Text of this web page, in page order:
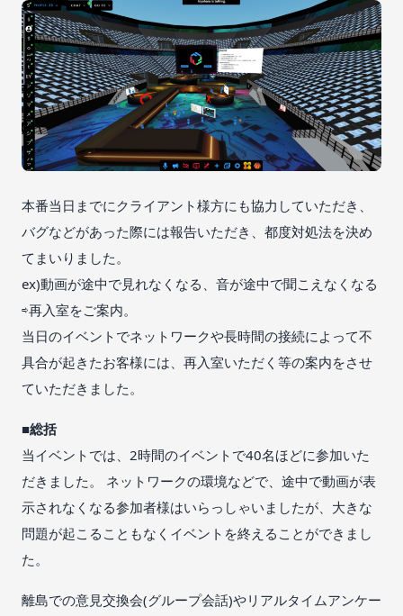
本番当日までにクライアント様方にも協力していただき、
バグなどがあった際には報告いただき、都度対処法を決め
てまいりました。
ex)動画が途中で見れなくなる、音が途中で聞こえなくなる
⇨再入室をご案内。
当日のイベントでネットワークや長時間の接続によって不
具合が起きたお客様には、再入室いただく等の案内をさせ
ていただきました。
■総括
当イベントでは、2時間のイベントで40名ほどに参加いた
だきました。 ネットワークの環境などで、途中で動画が表
示されなくなる参加者様はいらっしゃいましたが、大きな
問題が起こることもなくイベントを終えることができまし
た。
離島での意見交換会(グループ会話)やリアルタイムアンケー